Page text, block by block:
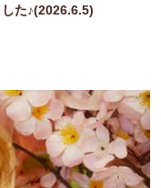
た♪(2026.6.5)